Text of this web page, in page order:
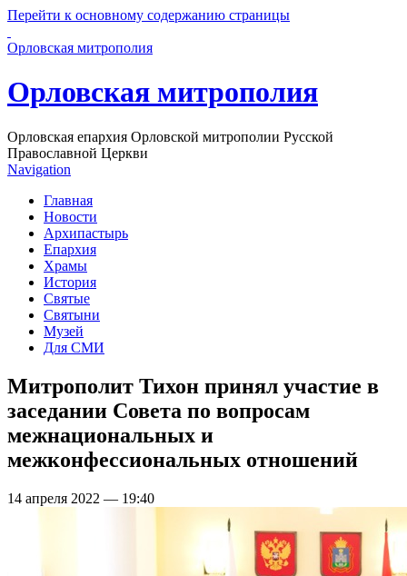
Перейти к основному содержанию страницы
Орловская митрополия
Орловская митрополия
Орловская епархия Орловской митрополии Русской
Православной Церкви
Navigation
Главная
Новости
Архипастырь
Епархия
Храмы
История
Святые
Святыни
Музей
Для СМИ
Митрополит Тихон принял участие в
заседании Совета по вопросам
межнациональных и
межконфессиональных отношений
14 апреля 2022 — 19:40